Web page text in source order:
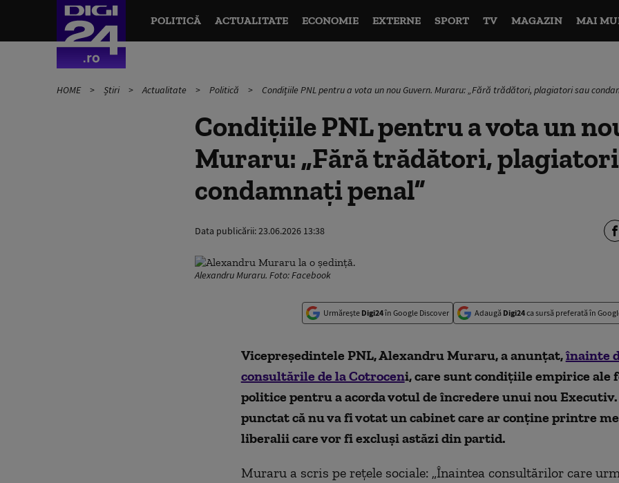
POLITICĂ ACTUALITATE ECONOMIE EXTERNE SPORT TV MAGAZIN MAI
HOME Știri Actualitate Politică Condițiile PNL pentru a vota un nou Guvern. Muraru: „Fără trădători, plagiatori sau
Condițiile PNL pentru a vota un
Muraru: „Fără trădători,
condamnați penal”
Data publicării:23.06.2026 13:38
Alexandru Muraru. Foto: Facebook
Urmărește Digi24în Google Discover Adaugă Digi24ca sursă preferată în
Vicepreședintele PNL, Alexandru Muraru, a anunțat,înainte
consultările de la Cotroceni, care sunt condițiile empirice
politice pentru a acorda votul de încredere unui nou Executiv.
punctat că nu va fi votat un cabinet care ar conține printre
liberalii care vor fi excluși astăzi din partid.
Muraru a scris pe rețele sociale: „Înaintea consultărilor care